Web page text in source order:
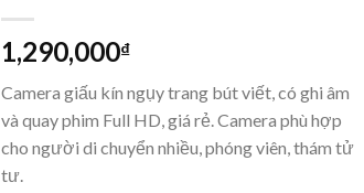
1,290,000₫
Camera giấu kín ngụy trang bút viết, có ghi âm
và quay phim Full HD, giá rẻ. Camera phù hợp
cho người di chuyển nhiều, phóng viên, thám tử
tư.